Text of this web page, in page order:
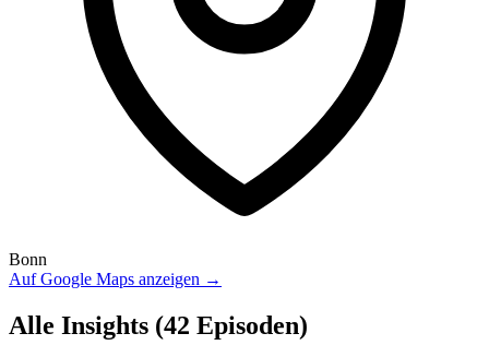
Bonn
Auf Google Maps anzeigen →
Alle Insights (42 Episoden)